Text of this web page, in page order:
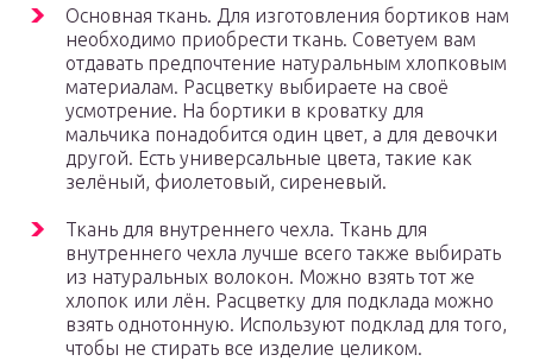
Основная ткань. Для изготовления бортиков нам
необходимо приобрести ткань. Советуем вам
отдавать предпочтение натуральным хлопковым
материалам. Расцветку выбираете на своё
усмотрение. На бортики в кроватку для
мальчика понадобится один цвет, а для девочки
другой. Есть универсальные цвета, такие как
зелёный, фиолетовый, сиреневый.
Ткань для внутреннего чехла. Ткань для
внутреннего чехла лучше всего также выбирать
из натуральных волокон. Можно взять тот же
хлопок или лён. Расцветку для подклада можно
взять однотонную. Используют подклад для того,
чтобы не стирать все изделие целиком.